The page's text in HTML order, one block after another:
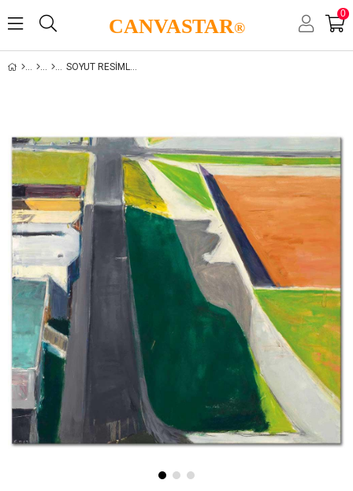
CANVASTAR®
0
SOYUT RESIMLER